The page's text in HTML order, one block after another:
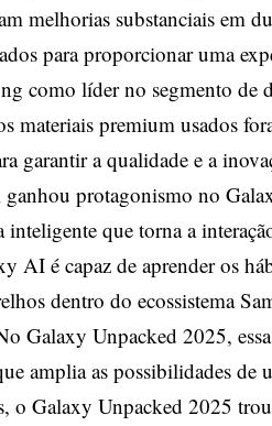
melhorias substanciais em
para proporcionar uma
como líder no segmento
materiais premium usados
garantir a qualidade e a
protagonismo no
que torna a
AI é capaz de aprender os
dentro do ecossistema
Galaxy Unpacked 2025,
amplia as possibilidades de
o Galaxy Unpacked 2025